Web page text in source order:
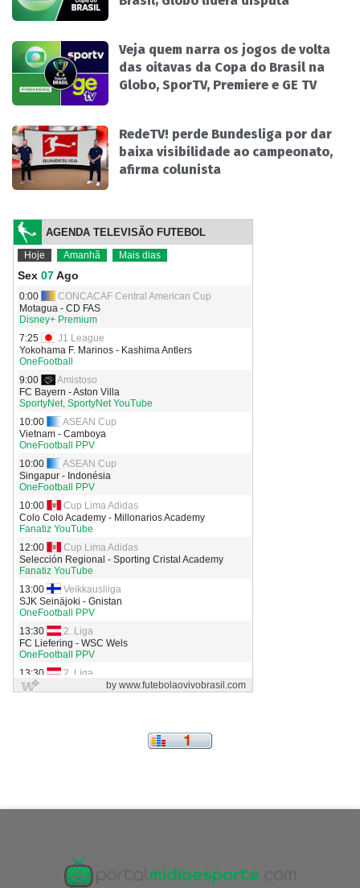
Veja quem narra os jogos de volta
das oitavas da Copa do Brasil na
Globo, SporTV, Premiere e GE TV
RedeTV! perde Bundesliga por dar
baixa visibilidade ao campeonato,
afirma colunista